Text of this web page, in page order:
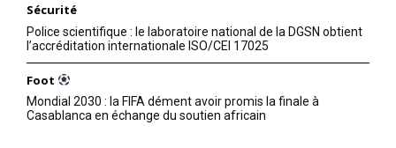
Insight Publications
Nous contacter
Formules d’abonnement
Sécurité
Police scientifique : le laboratoire national de la DGSN obtient
l’accréditation internationale ISO/CEI 17025
Foot
Mondial 2030 : la FIFA dément avoir promis la finale à
Casablanca en échange du soutien africain